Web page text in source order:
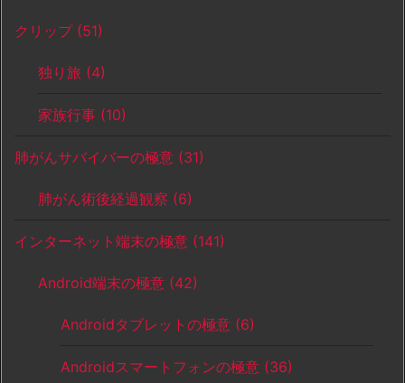
クリップ (51)
独り旅 (4)
家族行事 (10)
肺がんサバイバーの極意 (31)
肺がん術後経過観察 (6)
インターネット端末の極意 (141)
Android端末の極意 (42)
Androidタブレットの極意 (6)
Androidスマートフォンの極意 (36)